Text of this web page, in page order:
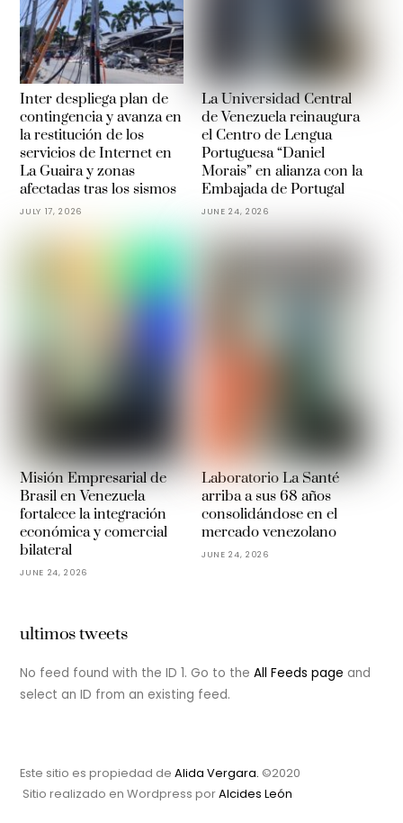
Inter despliega plan de
contingencia y avanza en
la restitución de los
servicios de Internet en
La Guaira y zonas
afectadas tras los sismos
JULY 17, 2026
La Universidad Central
de Venezuela reinaugura
el Centro de Lengua
Portuguesa “Daniel
Morais” en alianza con la
Embajada de Portugal
JUNE 24, 2026
Misión Empresarial de
Brasil en Venezuela
fortalece la integración
económica y comercial
bilateral
JUNE 24, 2026
Laboratorio La Santé
arriba a sus 68 años
consolidándose en el
mercado venezolano
JUNE 24, 2026
ultimos tweets
No feed found with the ID 1. Go to theAll Feeds page and
select an ID from an existing feed.
Este sitio es propiedad deAlida Vergara. ©2020
Sitio realizado en Wordpress porAlcides León